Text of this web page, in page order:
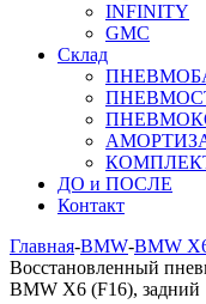
INFINITY
GMC
Склад
ДО и ПОСЛЕ
Контакт
Главная-BMW-BMW
Восстановленный
BMW X6 (F16), задний